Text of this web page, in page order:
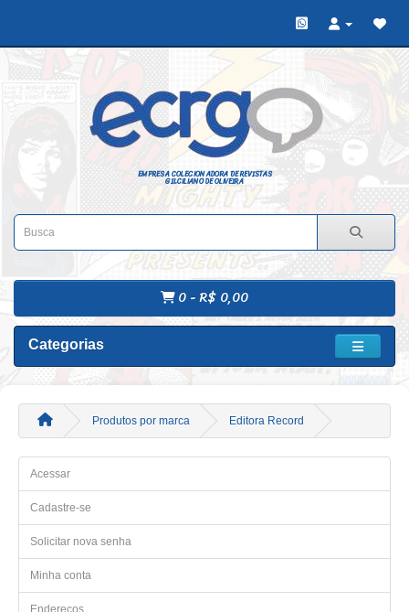
EMPRESA COLECIONADORA DE REVISTAS
GILCILIANO DE OLIVEIRA
0 - R$ 0,00
Categorias
Produtos por marca Editora Record
Acessar
Cadastre-se
Solicitar nova senha
Minha conta
Endereços